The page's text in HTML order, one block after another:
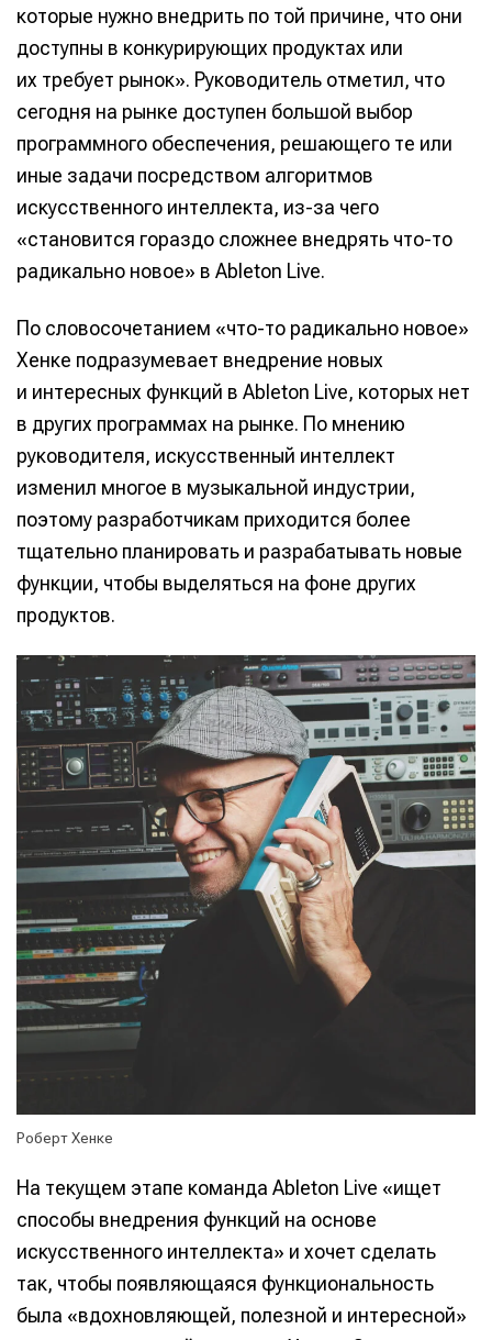
которые нужно внедрить по той причине, что они
доступны в конкурирующих продуктах или
их требует рынок». Руководитель отметил, что
сегодня на рынке доступен большой выбор
программного обеспечения, решающего те или
иные задачи посредством алгоритмов
искусственного интеллекта, из-за чего
«становится гораздо сложнее внедрять что-то
радикально новое» в Ableton Live.
По словосочетанием «что-то радикально новое»
Хенке подразумевает внедрение новых
и интересных функций в Ableton Live, которых нет
в других программах на рынке. По мнению
руководителя, искусственный интеллект
изменил многое в музыкальной индустрии,
поэтому разработчикам приходится более
тщательно планировать и разрабатывать новые
функции, чтобы выделяться на фоне других
продуктов.
Роберт Хенке
На текущем этапе команда Ableton Live «ищет
способы внедрения функций на основе
искусственного интеллекта» и хочет сделать
так, чтобы появляющаяся функциональность
была «вдохновляющей, полезной и интересной»